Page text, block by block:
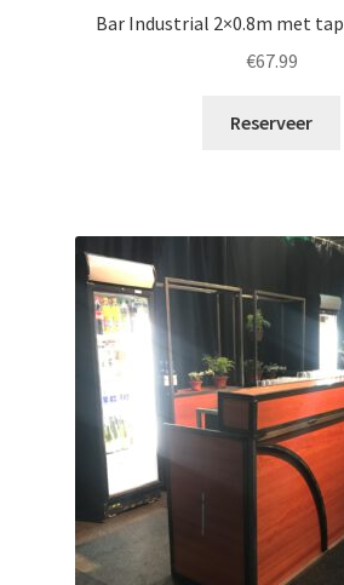
Bar Industrial 2×0.8m met
€67.99
Reserveer